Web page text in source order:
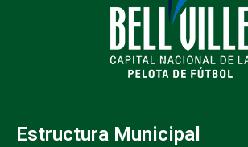
Estructura Municipal